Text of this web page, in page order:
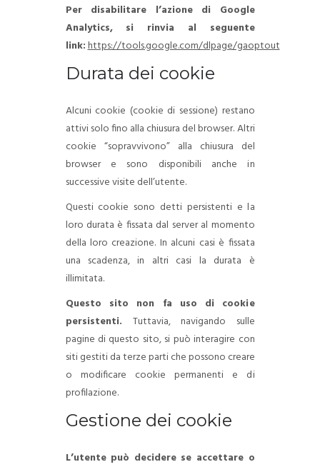
Per disabilitare l’azione di Google
Analytics, si rinvia al seguente
link:https://tools.google.com/dlpage/gaoptout
Durata dei cookie
Alcuni cookie (cookie di sessione) restano
attivi solo fino alla chiusura del browser. Altri
cookie “sopravvivono” alla chiusura del
browser e sono disponibili anche in
successive visite dell’utente.
Questi cookie sono detti persistenti e la
loro durata è fissata dal server al momento
della loro creazione. In alcuni casi è fissata
una scadenza, in altri casi la durata è
illimitata.
Questo sito non fa uso di cookie
persistenti. Tuttavia, navigando sulle
pagine di questo sito, si può interagire con
siti gestiti da terze parti che possono creare
o modificare cookie permanenti e di
profilazione.
Gestione dei cookie
L’utente può decidere se accettare o